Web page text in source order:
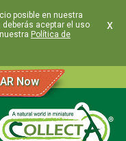
posible en nuestra
deberás aceptar el uso
Política de
x
Now